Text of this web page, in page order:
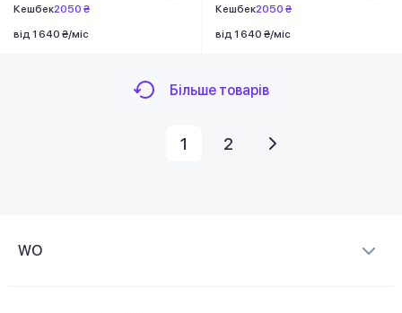
Кешбек2050 ₴
від 1 640 ₴/міс
Кешбек2050 ₴
від 1 640 ₴/міс
Більше товарів
1 2
WO